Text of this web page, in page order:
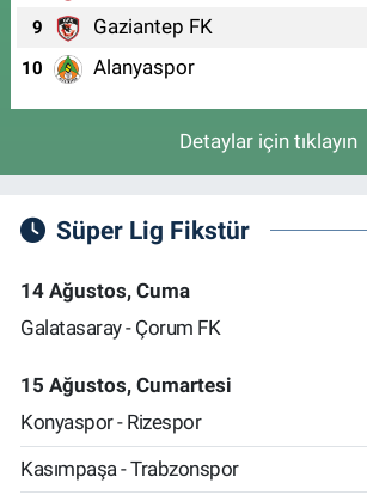
9 Gaziantep FK
10 Alanyaspor
Detaylar için tıklayın
Süper Lig Fikstür
14 Ağustos, Cuma
Galatasaray - Çorum FK
15 Ağustos, Cumartesi
Konyaspor - Rizespor
Kasımpaşa - Trabzonspor